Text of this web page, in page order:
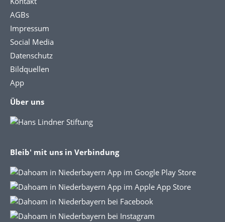
AGBs
Impressum
Social Media
Datenschutz
Bildquellen
App
Über uns
Bleib' mit uns in Verbindung